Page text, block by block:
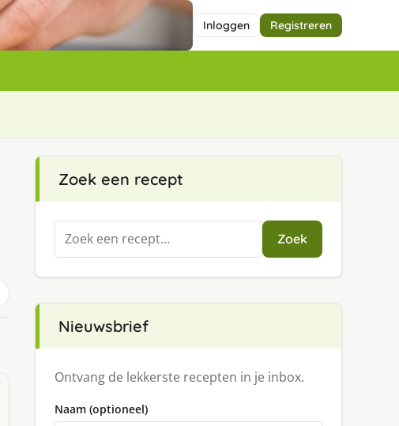
Inloggen Registreren
Zoek een recept
Zoeken
naar:
Zoek
Nieuwsbrief
Ontvang de lekkerste recepten in je inbox.
Naam (optioneel)